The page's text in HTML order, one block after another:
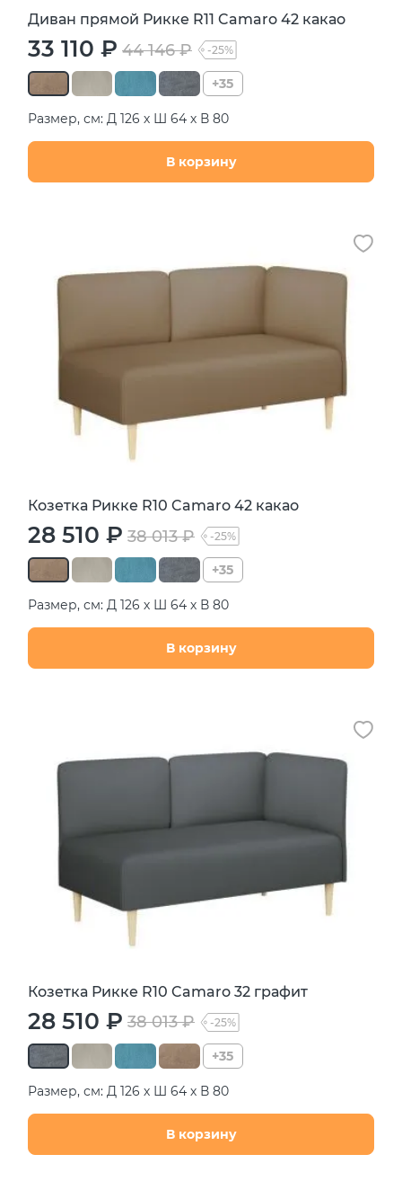
Диван прямой Рикке R11 Camaro 42 какао
33 110 ₽ 44 146 ₽ -25%
+35
Размер, см: Д 126 х Ш 64 х В 80
В корзину
Козетка Рикке R10 Camaro 42 какао
28 510 ₽ 38 013 ₽ -25%
+35
Размер, см: Д 126 х Ш 64 х В 80
В корзину
Козетка Рикке R10 Camaro 32 графит
28 510 ₽ 38 013 ₽ -25%
+35
Размер, см: Д 126 х Ш 64 х В 80
В корзину